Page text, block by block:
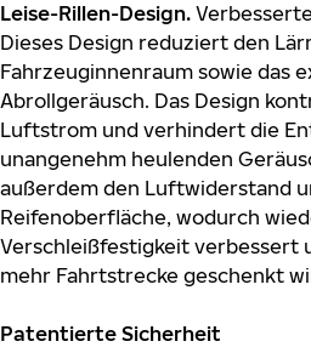
Leise-Rillen-Design.
Dieses Design reduziert den
Fahrzeuginnenraum sowie das
Abrollgeräusch. Das Design
Luftstrom und verhindert die
unangenehm heulenden
außerdem den Luftwiderstand
Reifenoberfläche, wodurch
Verschleißfestigkeit verbessert
mehr Fahrtstrecke geschenkt
Patentierte Sicherheit